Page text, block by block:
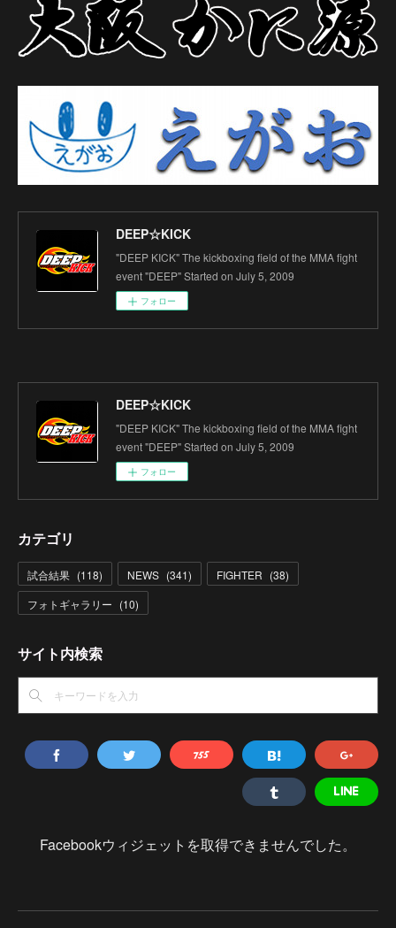
DEEP☆KICK
"DEEP KICK" The kickboxing field of the MMA fight
event "DEEP" Started on July 5, 2009
フォロー
DEEP☆KICK
"DEEP KICK" The kickboxing field of the MMA fight
event "DEEP" Started on July 5, 2009
フォロー
カテゴリ
試合結果 (118) NEWS (341) FIGHTER (38)
フォトギャラリー (10)
サイト内検索
Facebookウィジェットを取得できませんでした。